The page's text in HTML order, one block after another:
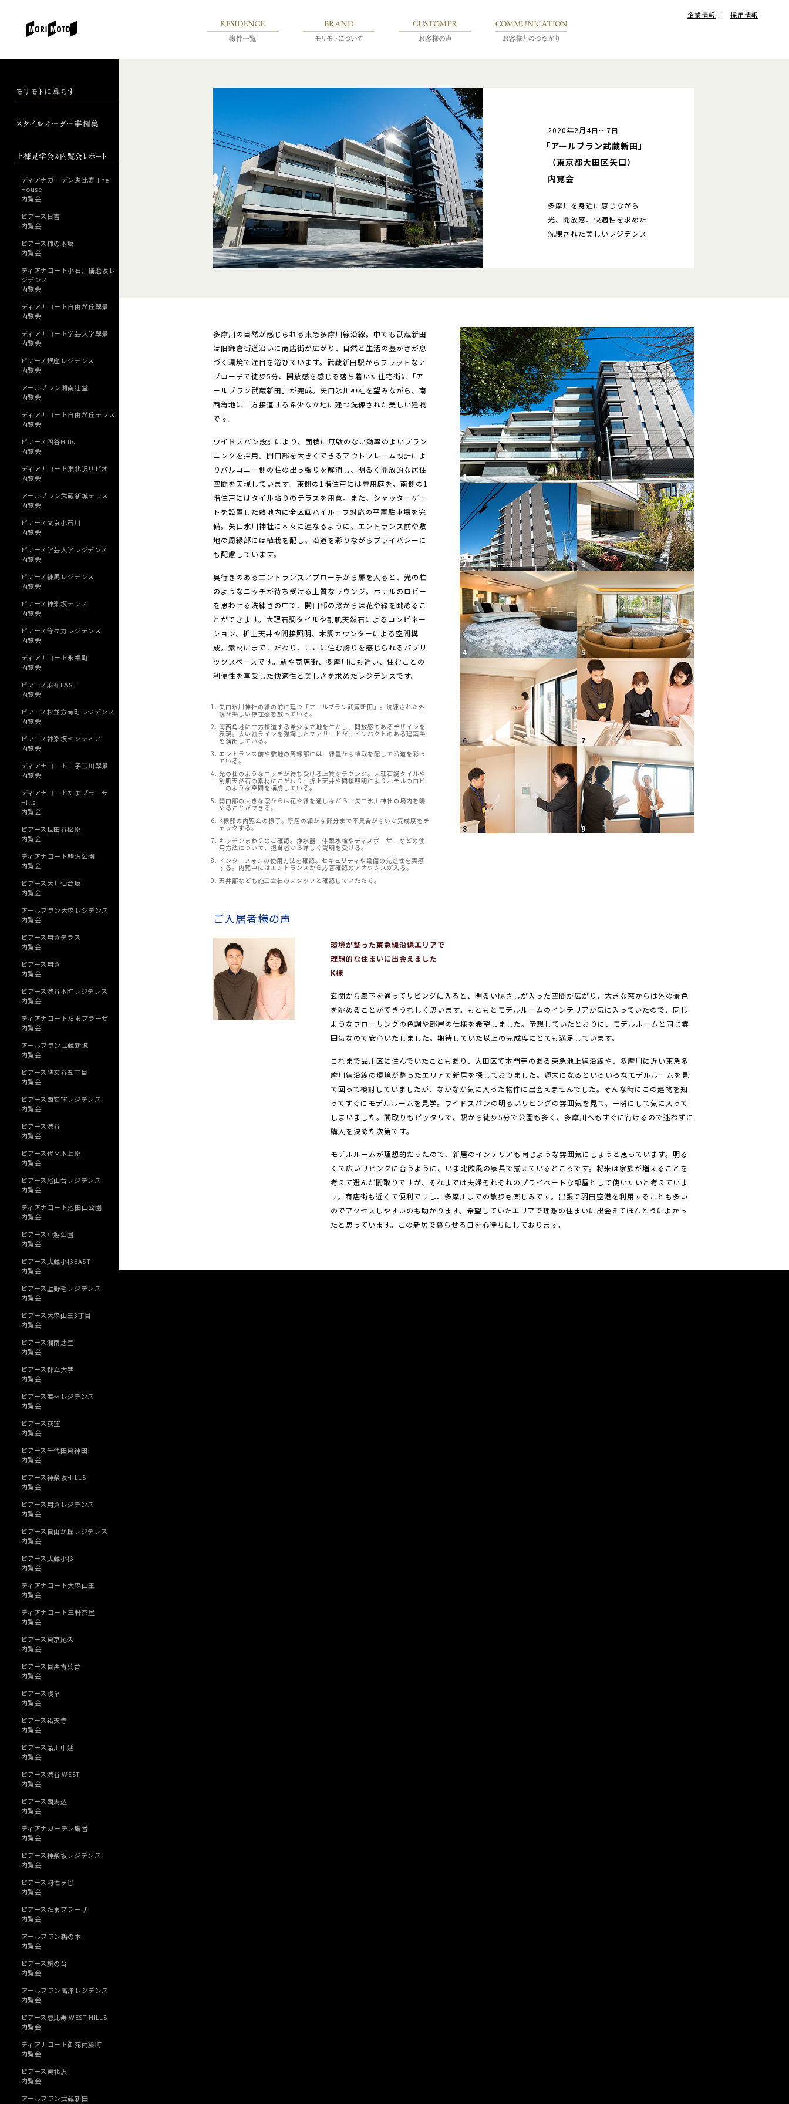
企業情報 採用情報
2020年2月4日～7日
「アールブラン武蔵新田」
（東京都大田区矢口）
内覧会
多摩川を身近に感じながら
光、開放感、快適性を求めた
洗練された美しいレジデンス
多摩川の自然が感じられる東急多摩川線沿線。中でも武蔵新田
は旧鎌倉街道沿いに商店街が広がり、自然と生活の豊かさが息
づく環境で注目を浴びています。武蔵新田駅からフラットなア
プローチで徒歩5分、開放感を感じる落ち着いた住宅街に「ア
ールブラン武蔵新田」が完成。矢口氷川神社を望みながら、南
西角地に二方接道する希少な立地に建つ洗練された美しい建物
です。
ワイドスパン設計により、面積に無駄のない効率のよいプラン
ニングを採用。開口部を大きくできるアウトフレーム設計によ
りバルコニー側の柱の出っ張りを解消し、明るく開放的な居住
空間を実現しています。東側の1階住戸には専用庭を、南側の1
階住戸にはタイル貼りのテラスを用意。また、シャッターゲー
トを設置した敷地内に全区画ハイルーフ対応の平置駐車場を完
備。矢口氷川神社に木々に連なるように、エントランス前や敷
地の周縁部には植栽を配し、沿道を彩りながらプライバシーに
も配慮しています。
奥行きのあるエントランスアプローチから扉を入ると、光の柱
のようなニッチが待ち受ける上質なラウンジ。ホテルのロビー
を思わせる洗練さの中で、開口部の窓からは花や緑を眺めるこ
とができます。大理石調タイルや割肌天然石によるコンビネー
ション、折上天井や間接照明、木調カウンターによる空間構
成。素材にまでこだわり、ここに住む誇りを感じられるパブリ
ックスペースです。駅や商店街、多摩川にも近い、住むことの
利便性を享受した快適性と美しさを求めたレジデンスです。
矢口氷川神社の緑の前に建つ「アールブラン武蔵新田」。洗練された外
観が美しい存在感を放っている。
南西角地に二方接道する希少な立地を生かし、開放感のあるデザインを
表現。太い縦ラインを強調したファサードが、インパクトのある建築美
を演出している。
エントランス前や敷地の周縁部には、緑豊かな植栽を配して沿道を彩っ
ている。
光の柱のようなニッチが待ち受ける上質なラウンジ。大理石調タイルや
割肌天然石の素材にこだわり、折上天井や間接照明によりホテルのロビ
ーのような空間を構成している。
開口部の大きな窓からは花や緑を通しながら、矢口氷川神社の境内を眺
めることができる。
K様邸の内覧会の様子。新居の細かな部分まで不具合がないか完成度をチ
ェックする。
キッチンまわりのご確認。浄水器一体型水栓やディスポーザーなどの使
用方法について、担当者から詳しく説明を受ける。
インターフォンの使用方法を確認。セキュリティや設備の先進性を実感
する。内覧中にはエントランスから応答確認のアナウンスが入る。
天井部なども施工会社のスタッフと確認していただく。
ご入居者様の声
環境が整った東急線沿線エリアで
理想的な住まいに出会えました
K様
玄関から廊下を通ってリビングに入ると、明るい陽ざしが入った空間が広がり、大きな窓からは外の景色
を眺めることができうれしく思います。もともとモデルルームのインテリアが気に入っていたので、同じ
ようなフローリングの色調や部屋の仕様を希望しました。予想していたとおりに、モデルルームと同じ雰
囲気なので安心いたしました。期待していた以上の完成度にとても満足しています。
これまで品川区に住んでいたこともあり、大田区で本門寺のある東急池上線沿線や、多摩川に近い東急多
摩川線沿線の環境が整ったエリアで新居を探しておりました。週末になるといろいろなモデルルームを見
て回って検討していましたが、なかなか気に入った物件に出会えませんでした。そんな時にこの建物を知
ってすぐにモデルルームを見学。ワイドスパンの明るいリビングの雰囲気を見て、一瞬にして気に入って
しまいました。間取りもピッタリで、駅から徒歩5分で公園も多く、多摩川へもすぐに行けるので迷わずに
購入を決めた次第です。
モデルルームが理想的だったので、新居のインテリアも同じような雰囲気にしょうと思っています。明る
くて広いリビングに合うように、いま北欧風の家具で揃えているところです。将来は家族が増えることを
考えて選んだ間取りですが、それまでは夫婦それぞれのプライベートな部屋として使いたいと考えていま
す。商店街も近くて便利ですし、多摩川までの散歩も楽しみです。出張で羽田空港を利用することも多い
のでアクセスしやすいのも助かります。希望していたエリアで理想の住まいに出会えてほんとうによかっ
たと思っています。この新居で暮らせる日を心待ちにしております。
ディアナガーデン恵比寿 The
House
内覧会
ピアース日吉
内覧会
ピアース柿の木坂
内覧会
ディアナコート小石川播磨坂レ
ジデンス
内覧会
ディアナコート自由が丘翠景
内覧会
ディアナコート学芸大学翠景
内覧会
ピアース銀座レジデンス
内覧会
アールブラン湘南辻堂
内覧会
ディアナコート自由が丘テラス
内覧会
ピアース四谷Hills
内覧会
ディアナコート東北沢リビオ
内覧会
アールブラン武蔵新城テラス
内覧会
ピアース文京小石川
内覧会
ピアース学芸大学レジデンス
内覧会
ピアース練馬レジデンス
内覧会
ピアース神楽坂テラス
内覧会
ピアース等々力レジデンス
内覧会
ディアナコート永福町
内覧会
ピアース麻布EAST
内覧会
ピアース杉並方南町レジデンス
内覧会
ピアース神楽坂センティア
内覧会
ディアナコート二子玉川翠景
内覧会
ディアナコートたまプラーザ
Hills
内覧会
ピアース世田谷松原
内覧会
ディアナコート駒沢公園
内覧会
ピアース大井仙台坂
内覧会
アールブラン大森レジデンス
内覧会
ピアース用賀テラス
内覧会
ピアース用賀
内覧会
ピアース渋谷本町レジデンス
内覧会
ディアナコートたまプラーザ
内覧会
アールブラン武蔵新城
内覧会
ピアース碑文谷五丁目
内覧会
ピアース西荻窪レジデンス
内覧会
ピアース渋谷
内覧会
ピアース代々木上原
内覧会
ピアース尾山台レジデンス
内覧会
ディアナコート池田山公園
内覧会
ピアース戸越公園
内覧会
ピアース武蔵小杉EAST
内覧会
ピアース上野毛レジデンス
内覧会
ピアース大森山王3丁目
内覧会
ピアース湘南辻堂
内覧会
ピアース都立大学
内覧会
ピアース若林レジデンス
内覧会
ピアース荻窪
内覧会
ピアース千代田東神田
内覧会
ピアース神楽坂HILLS
内覧会
ピアース用賀レジデンス
内覧会
ピアース自由が丘レジデンス
内覧会
ピアース武蔵小杉
内覧会
ディアナコート大森山王
内覧会
ディアナコート三軒茶屋
内覧会
ピアース東京尾久
内覧会
ピアース目黒青葉台
内覧会
ピアース浅草
内覧会
ピアース祐天寺
内覧会
ピアース品川中延
内覧会
ピアース渋谷 WEST
内覧会
ピアース西馬込
内覧会
ディアナガーデン鷹番
内覧会
ピアース神楽坂レジデンス
内覧会
ピアース阿佐ヶ谷
内覧会
ピアースたまプラーザ
内覧会
アールブラン鵜の木
内覧会
ピアース旗の台
内覧会
アールブラン高津レジデンス
内覧会
ピアース恵比寿 WEST HILLS
内覧会
ディアナコート御苑内籐町
内覧会
ピアース東北沢
内覧会
アールブラン武蔵新田